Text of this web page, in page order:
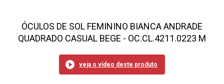
ÓCULOS DE SOL FEMININO BIANCA ANDRADE
QUADRADO CASUAL BEGE - OC.CL.4211.0223 M
veja o vídeo deste produto